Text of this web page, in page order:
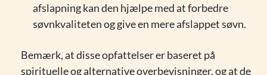
afslapning kan den hjælpe med at forbedre
søvnkvaliteten og give en mere afslappet søvn.
Bemærk, at disse opfattelser er baseret på
spirituelle og alternative overbevisninger, og at de